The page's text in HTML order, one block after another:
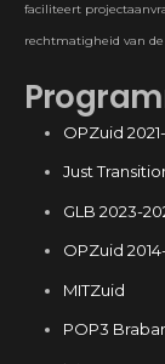
faciliteert
rechtmatigheid van
OPZuid
Just
GLB 2023-
OPZuid
MITZuid
POP3